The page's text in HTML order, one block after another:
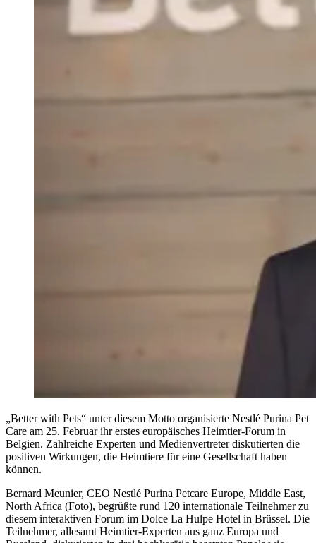
„Better with Pets“ unter diesem Motto organisierte Nestlé Purina Pet
Care am 25. Februar ihr erstes europäisches Heimtier-Forum in
Belgien. Zahlreiche Experten und Medienvertreter diskutierten die
positiven Wirkungen, die Heimtiere für eine Gesellschaft haben
können.
Bernard Meunier, CEO Nestlé Purina Petcare Europe, Middle East,
North Africa (Foto), begrüßte rund 120 internationale Teilnehmer zu
diesem interaktiven Forum im Dolce La Hulpe Hotel in Brüssel. Die
Teilnehmer, allesamt Heimtier-Experten aus ganz Europa und